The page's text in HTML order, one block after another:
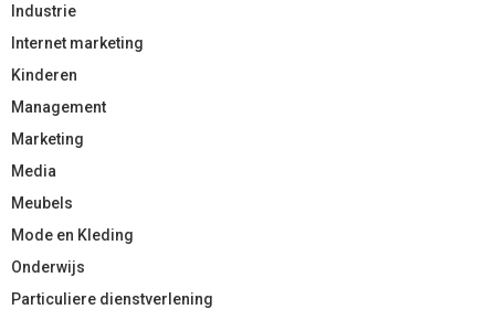
Industrie
Internet marketing
Kinderen
Management
Marketing
Media
Meubels
Mode en Kleding
Onderwijs
Particuliere dienstverlening